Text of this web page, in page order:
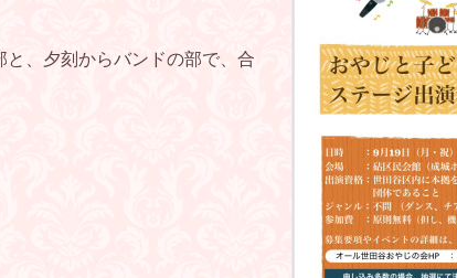
、夕刻からバンドの部で、合